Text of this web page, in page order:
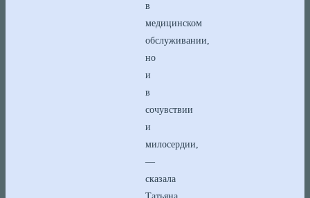
в
медицинском
обслуживании,
но
и
в
сочувствии
и
милосердии,
—
сказала